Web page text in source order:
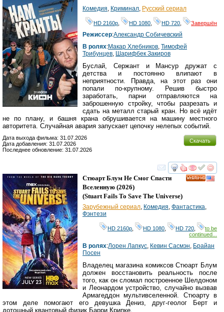
Комедия Криминал Русский сериал
HD 2160р HD 1080 HD 720 Завершён
Режиссер:Александр Собичевский
В ролях:Макар Хлебников Тимофей
Трибунцев Шарифбек Закиров
Буслай, Сержант и Мансур дружат с
детства и постоянно влипают в
неприятности. Правда, на этот раз они
попали по-крупному. Решив быстро
заработать, парни отправляются на
заброшенную стройку, чтобы разрезать и
сдать на металл старый кран. Но всё идёт
не по плану, и башня крана обрушивается на машину местного
авторитета. Случайная авария запускает цепочку нелепых событий.
Скачать
Дата выхода фильма: 31.07.2026
Дата добавления: 31.07.2026
Последнее обновление: 31.07.2026
смотреть
Стюарт Блум Не Смог Спасти
Вселенную (2026)
(Stuart Fails To Save The Universe)
Зарубежный сериал, Комедия, Фантастика,
Фэнтези
HD 2160р HD 1080 HD 720
to be
continued...
В ролях:Лорен Лапкус, Кевин Сасмэн, Брайан
Посен
Владелец магазина комиксов Стюарт Блум
должен восстановить реальность после
того, как он сломал построенное Шелдоном
и Леонардом устройство, случайно вызвав
Армагеддон мультивселенной. Стюарту в
этом деле помогают его девушка Дениз, друг-геолог Берт и
дотошный квантовый физик Барри Крипке.